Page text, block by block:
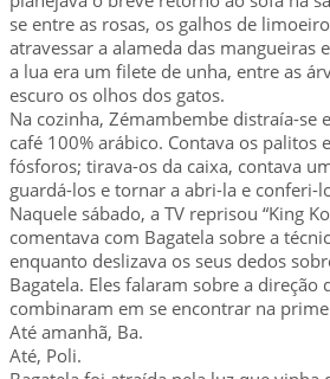
se entre as rosas, os galhos de
atravessar a alameda das mangueiras
a lua era um filete de unha, entre as
escuro os olhos dos gatos.
Na cozinha, Zémambembe distraía-se
café 100% arábico. Contava os palitos
fósforos; tirava-os da caixa, contava
guardá-los e tornar a abri-la e conferi-
Naquele sábado, a TV reprisou “King
comentava com Bagatela sobre a
enquanto deslizava os seus dedos
Bagatela. Eles falaram sobre a direção
combinaram em se encontrar na
Até amanhã, Ba.
Até, Poli.